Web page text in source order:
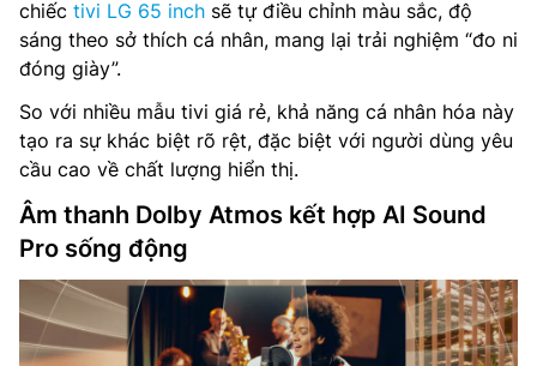
chiếc tivi LG 65 inch sẽ tự điều chỉnh màu sắc, độ
sáng theo sở thích cá nhân, mang lại trải nghiệm “đo ni
đóng giày”.
So với nhiều mẫu tivi giá rẻ, khả năng cá nhân hóa này
tạo ra sự khác biệt rõ rệt, đặc biệt với người dùng yêu
cầu cao về chất lượng hiển thị.
Âm thanh Dolby Atmos kết hợp AI Sound
Pro sống động